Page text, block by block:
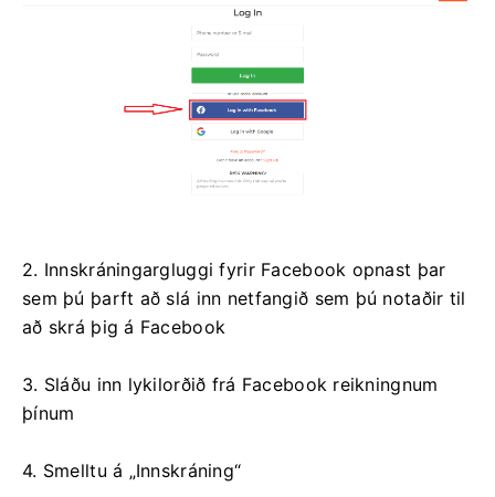
2. Innskráningargluggi fyrir Facebook opnast þar
sem þú þarft að slá inn netfangið sem þú notaðir til
að skrá þig á Facebook
3. Sláðu inn lykilorðið frá Facebook reikningnum
þínum
4. Smelltu á „Innskráning“